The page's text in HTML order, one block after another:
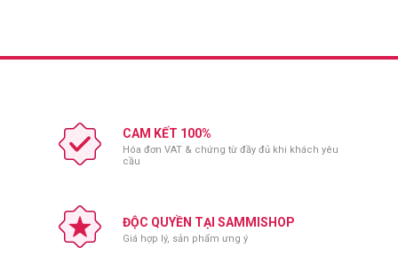
CAM KẾT 100%
Hóa đơn VAT & chứng từ đầy đủ khi khách yêu
cầu
ĐỘC QUYỀN TẠI SAMMISHOP
Giá hợp lý, sản phẩm ưng ý